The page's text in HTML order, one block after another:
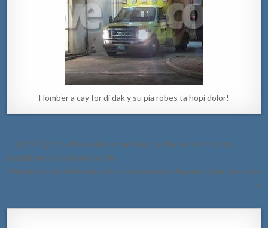
Homber a cay for di dak y su pia robes ta hopi dolor!
Post
navigation
← [VIDEO] Chauffeur a baha caminda, dal riba serito di santo,
resulta herida y bandona sitio
Wardacosta ta intercepta boto sospechoso despues di persecucion
→